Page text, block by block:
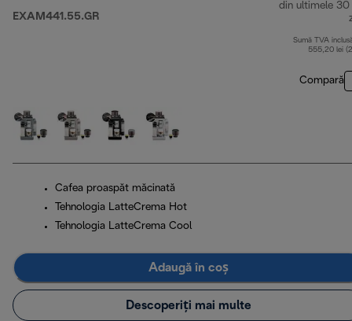
EXAM441.55.GR
din ultimele 30
Sumă TVA
555,20 lei
Compară
Cafea proaspăt măcinată
Tehnologia LatteCrema Hot
Tehnologia LatteCrema Cool
Adaugă în coș
Descoperiți mai multe